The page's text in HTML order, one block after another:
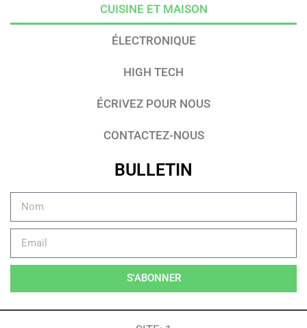
CUISINE ET MAISON
ÉLECTRONIQUE
HIGH TECH
ÉCRIVEZ POUR NOUS
CONTACTEZ-NOUS
BULLETIN
S'ABONNER